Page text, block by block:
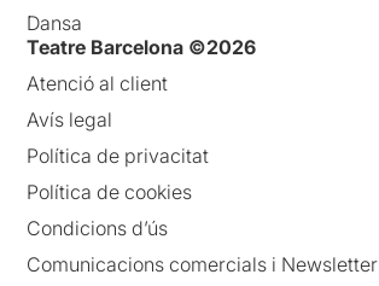
Dansa
Teatre Barcelona ©2026
Atenció al client
Avís legal
Política de privacitat
Política de cookies
Condicions d’ús
Comunicacions comercials i Newsletter